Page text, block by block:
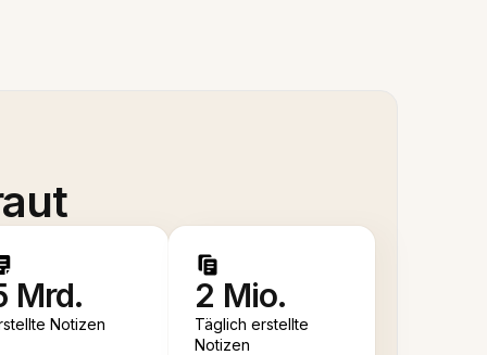
Mrd.
Notizen
2 Mio.
Täglich erstellte
Notizen